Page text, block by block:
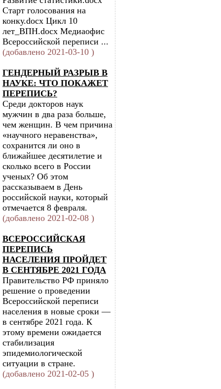
Старт голосования на
конку.docx Цикл 10
лет_ВПН.docx Медиаофис
Всероссийской переписи ...
(добавлено 2021-03-10 )
ГЕНДЕРНЫЙ РАЗРЫВ В
НАУКЕ: ЧТО ПОКАЖЕТ
ПЕРЕПИСЬ?
Среди докторов наук
мужчин в два раза больше,
чем женщин. В чем причина
«научного неравенства»,
сохранится ли оно в
ближайшее десятилетие и
сколько всего в России
ученых? Об этом
рассказываем в День
российской науки, который
отмечается 8 февраля.
(добавлено 2021-02-08 )
ВСЕРОССИЙСКАЯ
ПЕРЕПИСЬ
НАСЕЛЕНИЯ ПРОЙДЕТ
В СЕНТЯБРЕ 2021 ГОДА
Правительство РФ приняло
решение о проведении
Всероссийской переписи
населения в новые сроки —
в сентябре 2021 года. К
этому времени ожидается
стабилизация
эпидемиологической
ситуации в стране.
(добавлено 2021-02-05 )